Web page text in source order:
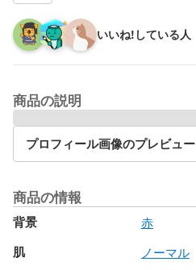
いいね!している人
商品の説明
プロフィール画像のプレビュー
商品の情報
背景 赤
肌 ノーマル